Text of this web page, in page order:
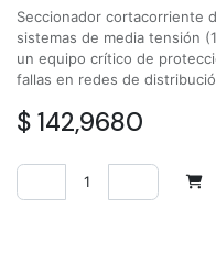
Seccionador cortacorriente
sistemas de media tensión
un equipo crítico de
fallas en redes de
$ 142,9680